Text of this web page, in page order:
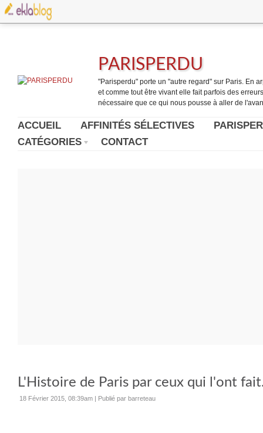
PARISPERDU
"Parisperdu" porte un "autre regard" sur Paris. En
et comme tout être vivant elle fait parfois des
nécessaire que ce qui nous pousse à aller de
ACCUEIL AFFINITÉS SÉLECTIVES
CATÉGORIES
CONTACT
L'Histoire de Paris par ceux qui l'ont
18 Février 2015, 08:39am | Publié par barreteau